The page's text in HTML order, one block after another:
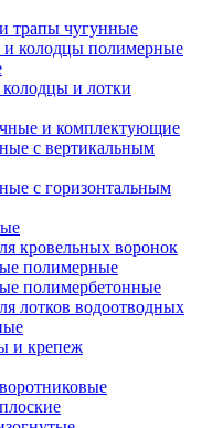
трапы чугунные
колодцы полимерные
и лотки
и комплектующие
с вертикальным
с горизонтальным
кровельных воронок
полимерные
полимербетонные
лотков водоотводных
и крепеж